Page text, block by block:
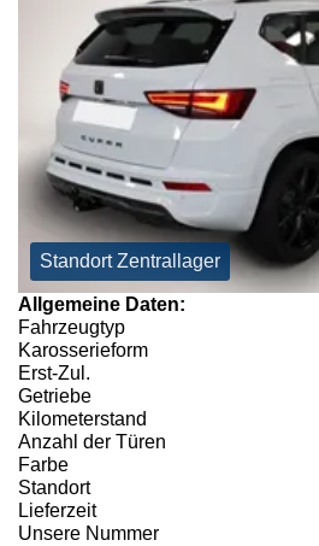
Standort Zentrallager
Allgemeine Daten:
Fahrzeugtyp
Karosserieform
Erst-Zul.
Getriebe
Kilometerstand
Anzahl der Türen
Farbe
Standort
Lieferzeit
Unsere Nummer